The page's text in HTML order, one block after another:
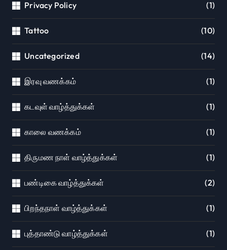
Privacy Policy (1)
Tattoo (10)
Uncategorized (14)
இரவு வணக்கம் (1)
கடவுள் வாழ்த்துக்கள் (1)
காலை வணக்கம் (1)
திருமண நாள் வாழ்த்துக்கள் (1)
பண்டிகை வாழ்த்துக்கள் (2)
பிறந்தநாள் வாழ்த்துக்கள் (1)
புத்தாண்டு வாழ்த்துக்கள் (1)